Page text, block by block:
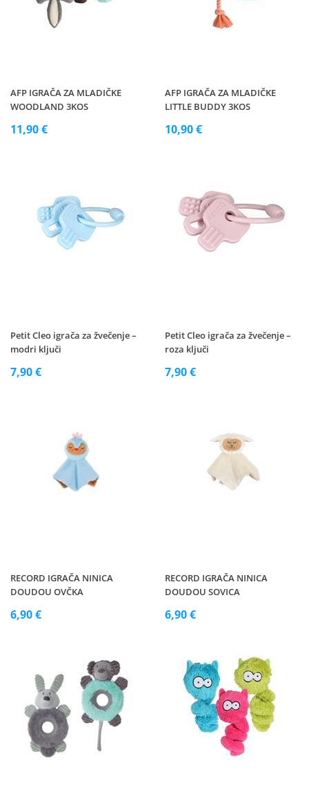
AFP IGRAČA ZA MLADIČKE
WOODLAND 3KOS
11,90 €
AFP IGRAČA ZA MLADIČKE
LITTLE BUDDY 3KOS
10,90 €
Petit Cleo igrača za žvečenje –
modri ključi
7,90 €
Petit Cleo igrača za žvečenje –
roza ključi
7,90 €
RECORD IGRAČA NINICA
DOUDOU OVČKA
6,90 €
RECORD IGRAČA NINICA
DOUDOU SOVICA
6,90 €